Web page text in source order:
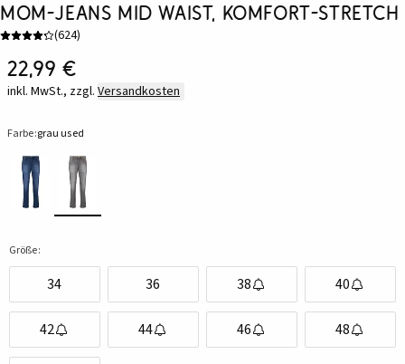
Mom-Jeans Mid Waist, Komfort-Stretch
(624)
22,99 €
inkl. MwSt., zzgl. Versandkosten
Farbe:grau used
Größe:
34 36 38 40
42 44 46 48